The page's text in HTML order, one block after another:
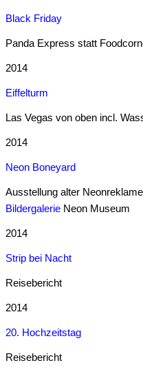
Black Friday
Panda Express statt
2014
Eiffelturm
Las Vegas von oben incl.
2014
Neon Boneyard
Ausstellung alter
Bildergalerie Neon Museum
2014
Strip bei Nacht
Reisebericht
2014
20. Hochzeitstag
Reisebericht